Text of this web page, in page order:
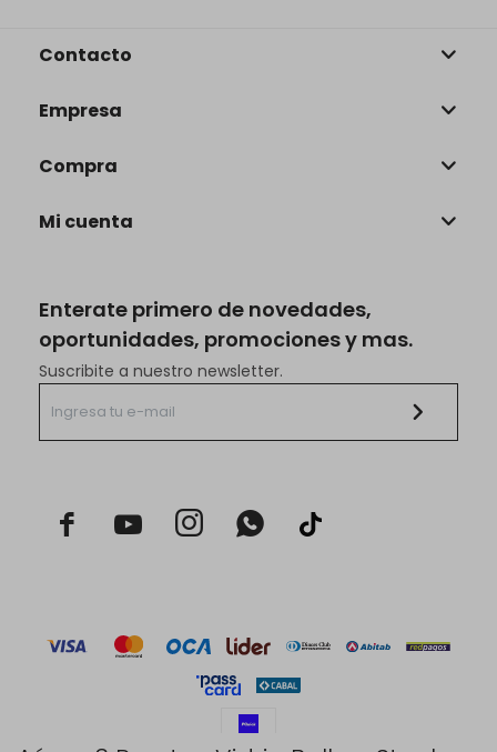
Enterate primero de novedades,
oportunidades, promociones y mas.
Suscribite a nuestro newsletter.
  
Contacto
Empresa
Compra
Mi cuenta